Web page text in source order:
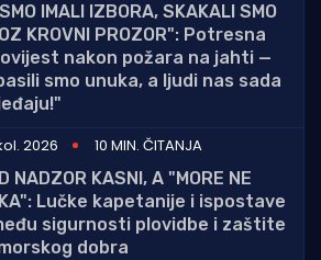
IMALI IZBORA, SKAKALI SMO
KROVNI PROZOR": Potresna
nakon požara na jahti —
smo unuka, a ljudi nas sada
2026
10 MIN. ČITANJA
NADZOR KASNI, A "MORE NE
Lučke kapetanije i ispostave
sigurnosti plovidbe i zaštite
dobra